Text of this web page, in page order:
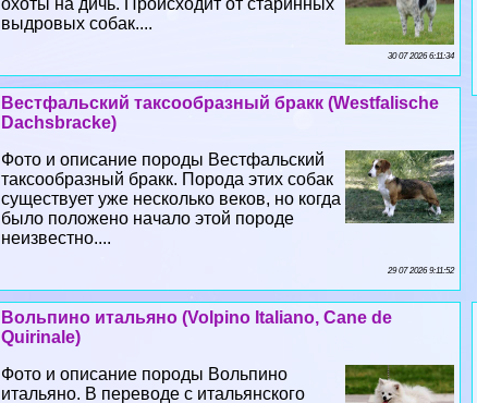
Вестфальский таксообразный бpaкк (Westfalische
Фото и описание породы Вестфальский
таксообразный бpaкк. Порода этих собак
существует уже несколько веков, но когда
было положено начало этой породе
неизвестно....
29 07 2026 9:11:52
Вольпино итальяно (Volpino Italiano, Cane de
Фото и описание породы Вольпино
итальяно. В переводе с итальянского
Volpe - «лисица», и это определяет
породу. Действительно, заостренная
морда вольпино напоминает лисью....